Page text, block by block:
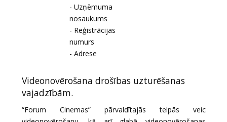
- Uzņēmuma
nosaukums
- Reģistrācijas
numurs
- Adrese
Videonovērošana drošības uzturēšanas
vajadzībām.
“Forum Cinemas” pārvaldītajās telpās veic